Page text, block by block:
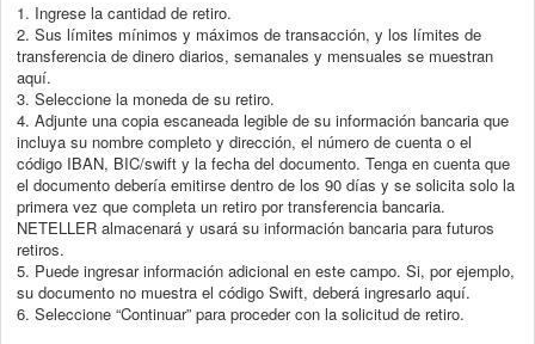
1. Ingrese la cantidad de retiro.
2. Sus límites mínimos y máximos de transacción, y los límites de
transferencia de dinero diarios, semanales y mensuales se muestran
aquí.
3. Seleccione la moneda de su retiro.
4. Adjunte una copia escaneada legible de su información bancaria que
incluya su nombre completo y dirección, el número de cuenta o el
código IBAN, BIC/swift y la fecha del documento. Tenga en cuenta que
el documento debería emitirse dentro de los 90 días y se solicita solo la
primera vez que completa un retiro portransferencia bancaria.
NETELLER almacenará y usará su información bancaria para futuros
retiros.
5. Puede ingresar información adicional en este campo. Si, por ejemplo,
su documento no muestra el código Swift, deberá ingresarlo aquí.
6. Seleccione “Continuar” para proceder con la solicitud de retiro.